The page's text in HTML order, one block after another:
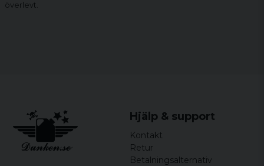
överlevt.
Hjälp & support
Kontakt
Retur
Betalningsalternativ